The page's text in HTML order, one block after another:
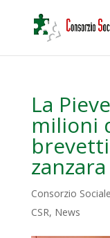
La
milioni
Consorzio
CSR, News